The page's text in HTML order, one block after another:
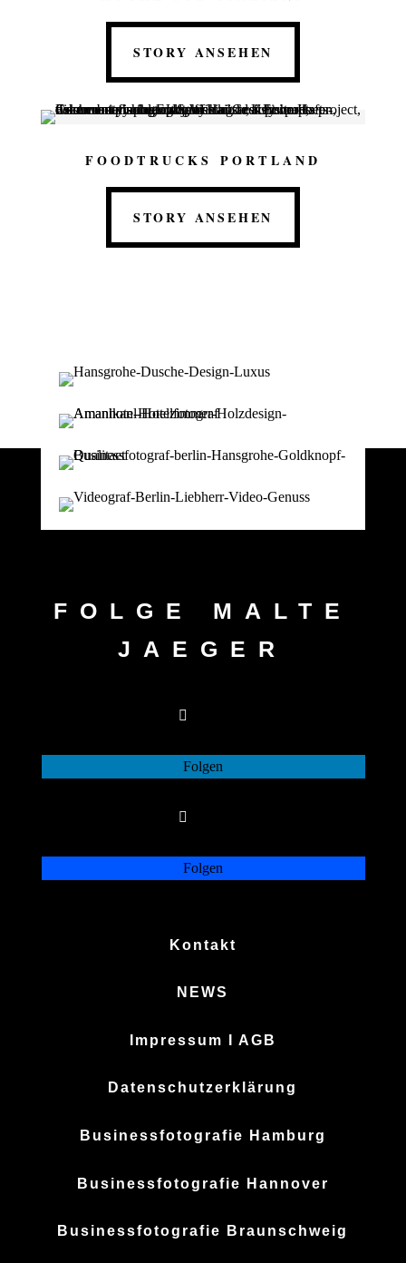
STORY ANSEHEN
FOODTRUCKS PORTLAND
STORY ANSEHEN
FOLGE MALTE
JAEGER
Folgen
Folgen
Kontakt
NEWS
Impressum I AGB
Datenschutzerklärung
Businessfotografie Hamburg
Businessfotografie Hannover
Businessfotografie Braunschweig